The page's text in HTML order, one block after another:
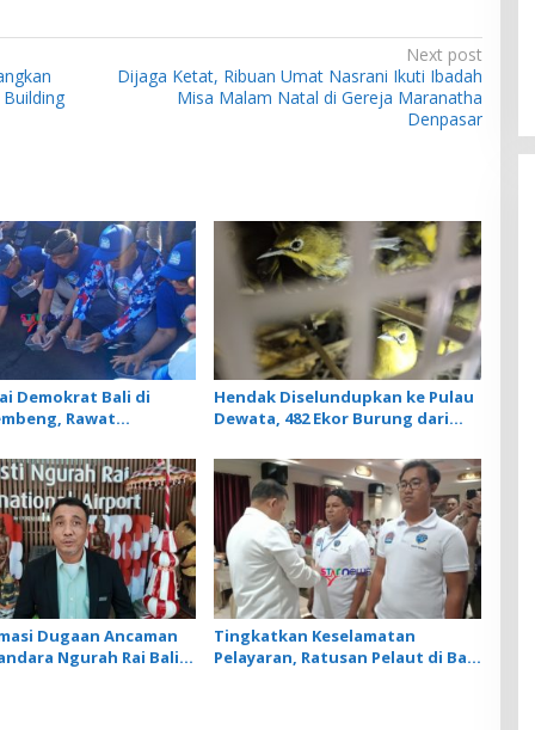
Next post
Dijaga Ketat, Ribuan Umat Nasrani Ikuti Ibadah
Misa Malam Natal di Gereja Maranatha
Denpasar
Demokrat Bali di
Rawat
Bedawang Nala
Hendak Diselundupkan ke Pulau
Dewata, 482 Ekor Burung dari
Dugaan Ancaman
Ngurah Rai Bali
Tingkatkan Keselamatan
Pelayaran, Ratusan Pelaut di Bali